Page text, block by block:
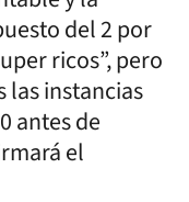
del 2 por
ricos”, pero
las instancias
antes de
el